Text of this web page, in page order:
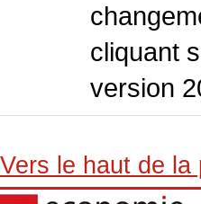
cliquant
version
Vers le haut de la